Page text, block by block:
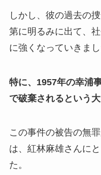
しかし、彼の過去の
第に明るみに出て、
に強くなっていきまし
特に、1957年の幸浦
で破棄されるという
この事件の被告の無
は、紅林麻雄さんに
た。